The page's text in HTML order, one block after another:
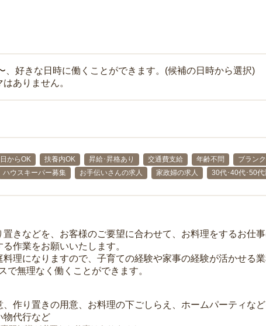
、好きな日時に働くことができます。(候補の日時から選択)
ありません。
からOK 扶養内OK 昇給･昇格あり 交通費支給 年齢不問
ブラン
ハウスキーパー募集 お手伝いさんの求人 家政婦の求人 30代･40代･50代
きなどを、お客様のご要望に合わせて、お料理をするお仕
作業をお願いいたします。
理になりますので、子育ての経験や家事の経験が活かせる
で無理なく働くことができます。
作り置きの用意、お料理の下ごしらえ、ホームパーティな
物代行など